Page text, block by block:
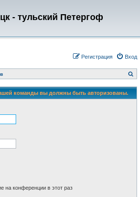
- тульский Петергоф
Вход
Регистрация
о
с
команды вы должны быть авторизованы.
на конференции в этот раз